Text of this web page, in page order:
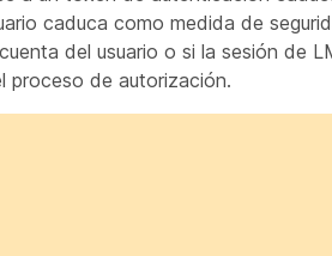
caduca como medida de
del usuario o si la sesión de
proceso de autorización.